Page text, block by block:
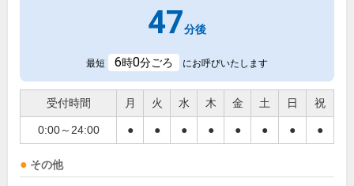
47分後
最短 6時0分ごろ にお呼びいたします
受付時間 月 火 水 木 金 土 日 祝
0:00～24:00 ● ● ● ● ● ● ● ●
その他